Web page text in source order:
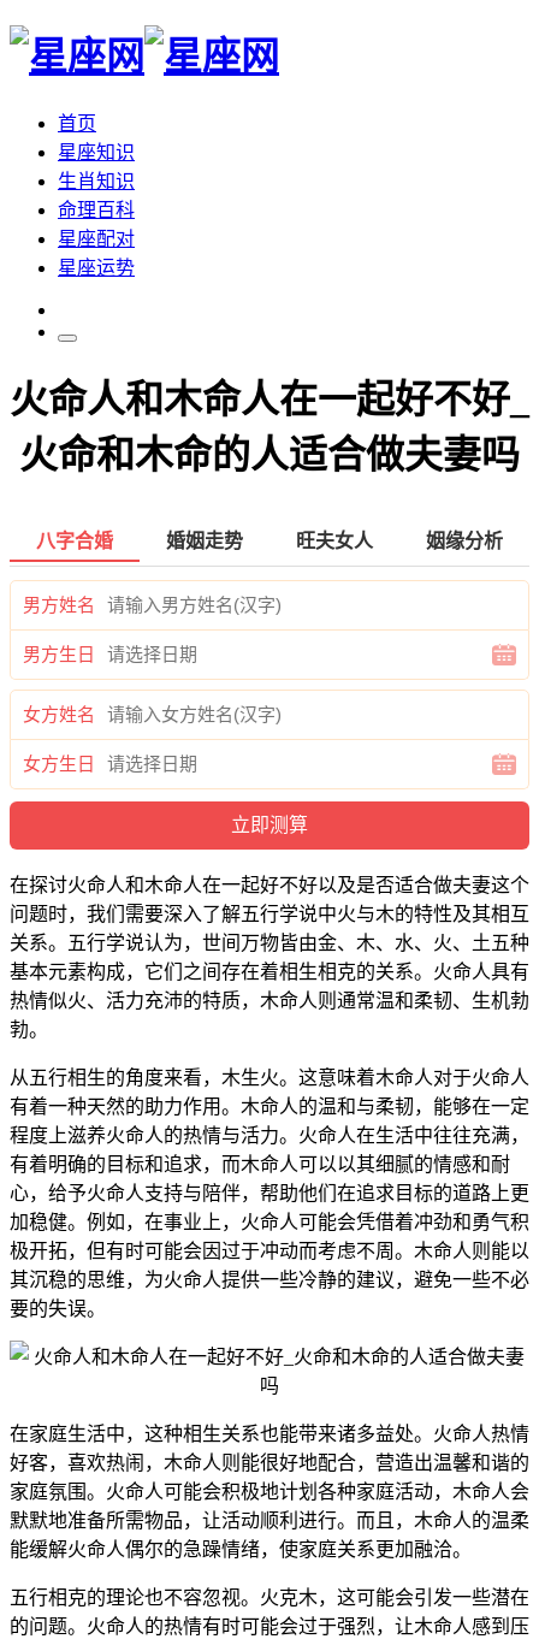
首页
星座知识
生肖知识
命理百科
星座配对
星座运势
火命人和木命人在一起好不好_
火命和木命的人适合做夫妻吗
八字合婚 婚姻走势 旺夫女人 姻缘分析
男方姓名
男方生日
女方姓名
女方生日
在探讨火命人和木命人在一起好不好以及是否适合做夫妻这个
问题时，我们需要深入了解五行学说中火与木的特性及其相互
关系。五行学说认为，世间万物皆由金、木、水、火、土五种
基本元素构成，它们之间存在着相生相克的关系。火命人具有
热情似火、活力充沛的特质，木命人则通常温和柔韧、生机勃
勃。
从五行相生的角度来看，木生火。这意味着木命人对于火命人
有着一种天然的助力作用。木命人的温和与柔韧，能够在一定
程度上滋养火命人的热情与活力。火命人在生活中往往充满，
有着明确的目标和追求，而木命人可以以其细腻的情感和耐
心，给予火命人支持与陪伴，帮助他们在追求目标的道路上更
加稳健。例如，在事业上，火命人可能会凭借着冲劲和勇气积
极开拓，但有时可能会因过于冲动而考虑不周。木命人则能以
其沉稳的思维，为火命人提供一些冷静的建议，避免一些不必
要的失误。
在家庭生活中，这种相生关系也能带来诸多益处。火命人热情
好客，喜欢热闹，木命人则能很好地配合，营造出温馨和谐的
家庭氛围。火命人可能会积极地计划各种家庭活动，木命人会
默默地准备所需物品，让活动顺利进行。而且，木命人的温柔
能缓解火命人偶尔的急躁情绪，使家庭关系更加融洽。
五行相克的理论也不容忽视。火克木，这可能会引发一些潜在
的问题。火命人的热情有时可能会过于强烈，让木命人感到压